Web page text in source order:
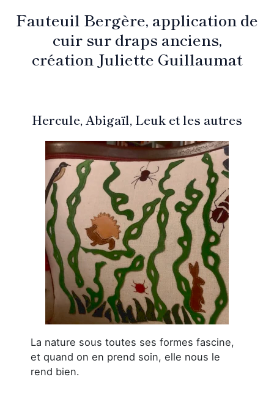
Fauteuil Bergère, application de
cuir sur draps anciens,
création Juliette Guillaumat
Hercule, Abigaïl, Leuk et les autres
La nature sous toutes ses formes fascine,
et quand on en prend soin, elle nous le
rend bien.